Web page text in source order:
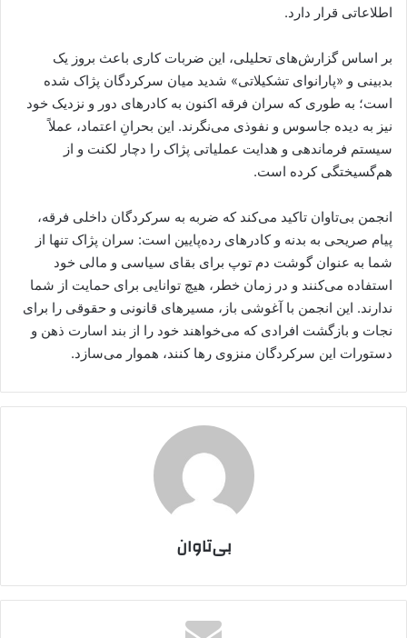
اطلاعاتی قرار دارد.
بر اساس گزارش‌های تحلیلی، این ضربات کاری باعث بروز یک
بدبینی و «پارانوای تشکیلاتی» شدید میان سرکردگان پژاک شده
است؛ به طوری که سران فرقه اکنون به کادرهای دور و نزدیک خود
نیز به دیده جاسوس و نفوذی می‌نگرند. این بحرانِ اعتماد، عملاً
سیستم فرماندهی و هدایت عملیاتی پژاک را دچار لکنت و از
هم‌گسیختگی کرده است.
انجمن بی‌تاوان تاکید می‌کند که ضربه به سرکردگان داخلی فرقه،
پیام صریحی به بدنه و کادرهای رده‌پایین است: سران پژاک تنها از
شما به عنوان گوشت دم توپ برای بقای سیاسی و مالی خود
استفاده می‌کنند و در زمان خطر، هیچ توانایی برای حمایت از شما
ندارند. این انجمن با آغوشی باز، مسیرهای قانونی و حقوقی را برای
نجات و بازگشت افرادی که می‌خواهند خود را از بند اسارت ذهن و
دستورات این سرکردگان منزوی رها کنند، هموار می‌سازد.
بی‌تاوان